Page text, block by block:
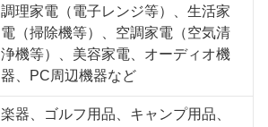
調理家電（電子レンジ等）、生活家
電（掃除機等）、空調家電（空気清
浄機等）、美容家電、オーディオ機
器、PC周辺機器など
楽器、ゴルフ用品、キャンプ用品、